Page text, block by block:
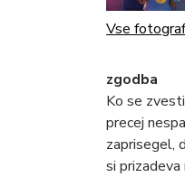
Vse
zgodba
Ko se
precej
zaprisegel,
si